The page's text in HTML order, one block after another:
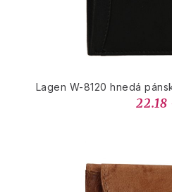
Lagen W-8120 hnedá
22.18